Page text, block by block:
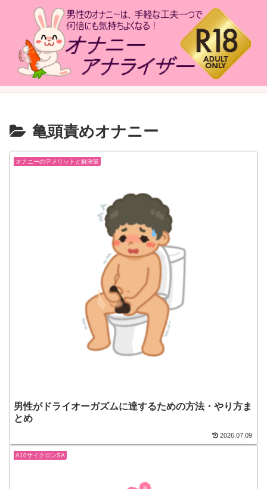
亀頭責めオナニー
オナニーのデメリットと解決策
男性がドライオーガズムに達するための方法・やり方ま
とめ
2026.07.09
A10サイクロンSA